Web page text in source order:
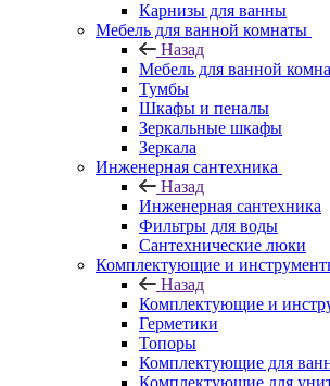
Карнизы для ванны
Мебель для ванной комнаты
Назад
Мебель для ванной
Тумбы
Шкафы и пеналы
Зеркальные шкафы
Зеркала
Инженерная сантехника
Назад
Инженерная сантехника
Фильтры для воды
Сантехнические люки
Комплектующие и
Назад
Комплектующие и
Герметики
Топоры
Комплектующие для
Комплектующие для